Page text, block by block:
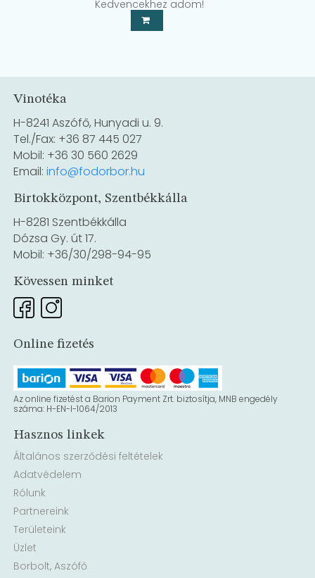
Kedvencekhez adom!
Vinotéka
H-8241 Aszófő, Hunyadi u. 9.
Tel./Fax: +36 87 445 027
Mobil: +36 30 560 2629
Email:info@fodorbor.hu
Birtokközpont, Szentbékkálla
H-8281 Szentbékkálla
Dózsa Gy. út 17.
Mobil: +36/30/298-94-95
Kövessen minket
Online fizetés
Az online fizetést a Barion Payment Zrt. biztosítja, MNB engedély
száma: H-EN-I-1064/2013
Hasznos linkek
Általános szerződési feltételek
Adatvédelem
Rólunk
Partnereink
Területeink
Üzlet
Borbolt, Aszófő